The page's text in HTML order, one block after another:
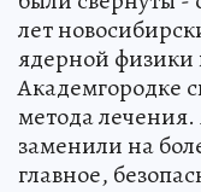
лет
ядерной физики
Академгородке
метода
заменили на
главное,